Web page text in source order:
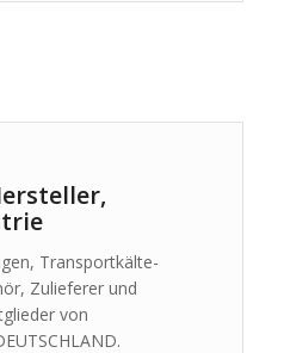
Transportkälte-
Zulieferer und
von